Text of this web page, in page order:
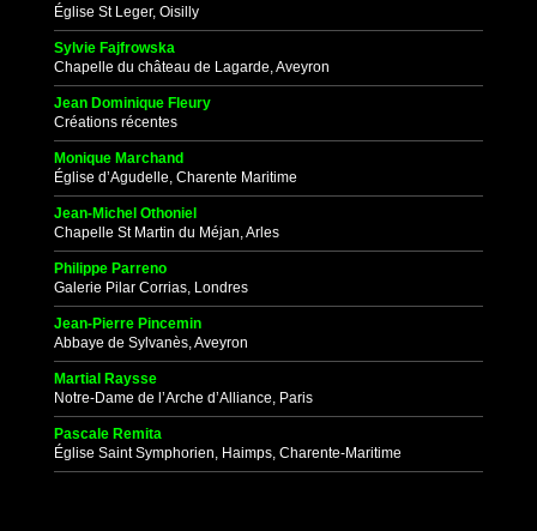
Église St Leger, Oisilly
Sylvie Fajfrowska
Chapelle du château de Lagarde, Aveyron
Jean Dominique Fleury
Créations récentes
Monique Marchand
Église d’Agudelle, Charente Maritime
Jean-Michel Othoniel
Chapelle St Martin du Méjan, Arles
Philippe Parreno
Galerie Pilar Corrias, Londres
Jean-Pierre Pincemin
Abbaye de Sylvanès, Aveyron
Martial Raysse
Notre-Dame de l’Arche d’Alliance, Paris
Pascale Remita
Église Saint Symphorien, Haimps, Charente-Maritime